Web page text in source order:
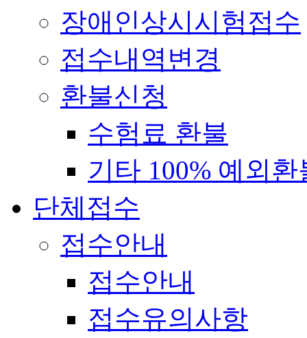
장애인상시시험접수
접수내역변경
환불신청
수험료 환불
기타 100% 예외환
단체접수
접수안내
접수안내
접수유의사항